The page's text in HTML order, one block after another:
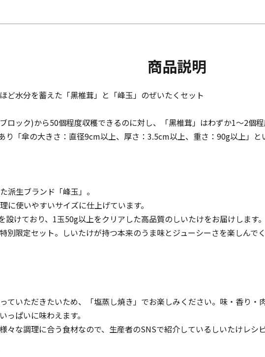
商品説明
ど水分を蓄えた「黑椎茸」と「峰玉」のぜいたくセット
ロック)から50個程度収穫できるのに対し、「黑椎茸」はわずか1〜2個
り「傘の大きさ：直径9cm以上、厚さ：3.5cm以上、重さ：90g以上」
派生ブランド「峰玉」。
に使いやすいサイズに仕上げています。
けており、1玉50g以上をクリアした高品質のしいたけをお届けします。
別限定セット。しいたけが持つ本来のうま味とジューシーさを楽しんでく
ていただきたいため、「塩蒸し焼き」でお楽しみください。味・香り
っぱいに味わえます。
々な調理に合う食材なので、生産者のSNSで紹介しているしいたけレシ